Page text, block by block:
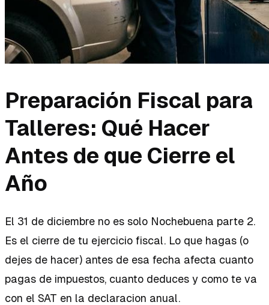
Preparación Fiscal para
Talleres: Qué Hacer
Antes de que Cierre el
Año
El 31 de diciembre no es solo Nochebuena parte 2.
Es el cierre de tu ejercicio fiscal. Lo que hagas (o
dejes de hacer) antes de esa fecha afecta cuanto
pagas de impuestos, cuanto deduces y como te va
con el SAT en la declaracion anual.